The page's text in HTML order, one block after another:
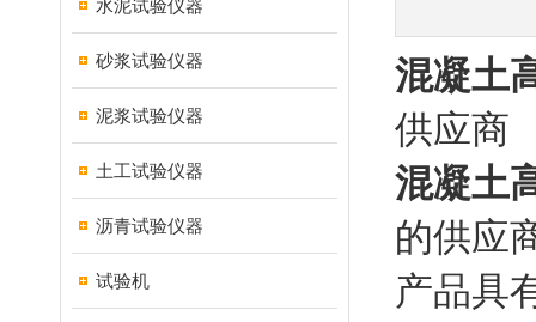
水泥试验仪器
砂浆试验仪器
泥浆试验仪器
土工试验仪器
沥青试验仪器
试验机
混凝土
供应商
混凝土
的供应
产品具